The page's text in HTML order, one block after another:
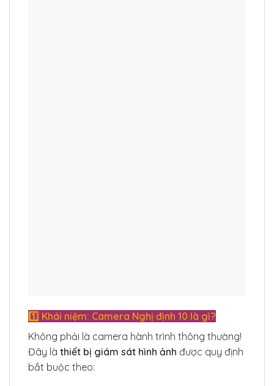
1️⃣ Khái niệm: Camera Nghị định 10 là gì?
Không phải là camera hành trình thông thường!
Đây là thiết bị giám sát hình ảnh được quy định
bắt buộc theo: